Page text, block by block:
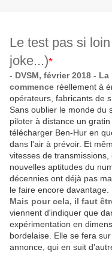
Le test pas si
joke...)*
- DVSM, février 2018 -
commence réellement à
opérateurs, fabricants de
Sans oublier le monde du
piloter à distance un
télécharger Ben-Hur en
dans l'air à prévoir. Et
vitesses de
nouvelles aptitudes du
décennies ont déjà pas
le faire encore davantage.
Mais pour cela, il faut
viennent d'indiquer que
expérimentation en
bordelaise. Elle se fera
annonce, qui en suit